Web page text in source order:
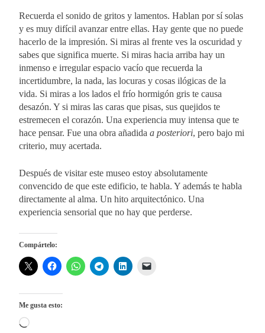
Recuerda el sonido de gritos y lamentos. Hablan por sí solas
y es muy difícil avanzar entre ellas. Hay gente que no puede
hacerlo de la impresión. Si miras al frente ves la oscuridad y
sabes que significa muerte. Si miras hacia arriba hay un
inmenso e irregular espacio vacío que recuerda la
incertidumbre, la nada, las locuras y cosas ilógicas de la
vida. Si miras a los lados el frío hormigón gris te causa
desazón. Y si miras las caras que pisas, sus quejidos te
estremecen el corazón. Una experiencia muy intensa que te
hace pensar. Fue una obra añadida a posteriori, pero bajo mi
criterio, muy acertada.
Después de visitar este museo estoy absolutamente
convencido de que este edificio, te habla. Y además te habla
directamente al alma. Un hito arquitectónico. Una
experiencia sensorial que no hay que perderse.
Compártelo:
Me gusta esto:
Cargando...